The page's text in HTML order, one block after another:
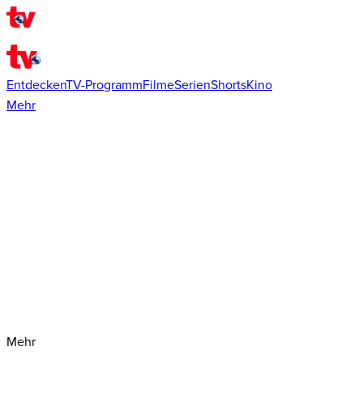
EntdeckenTV-ProgrammFilmeSerienShortsKino
Mehr
Mehr